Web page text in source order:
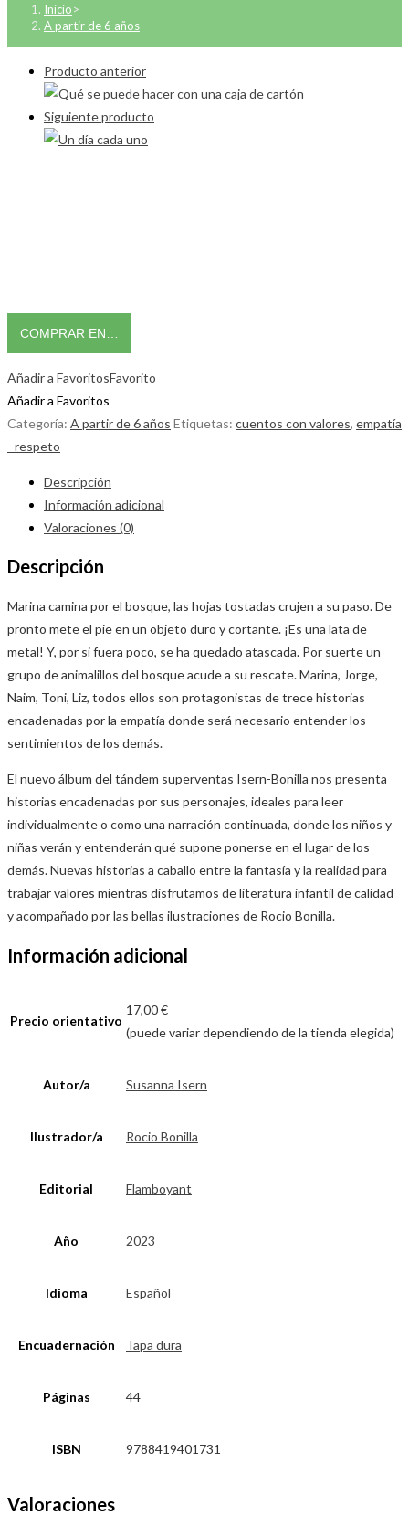
Inicio>
A partir de 6 años
Producto anterior
Siguiente producto
COMPRAR EN…
Añadir a FavoritosFavorito
Añadir a Favoritos
Categoría: A partir de 6 años Etiquetas: cuentos con valores, empatía
- respeto
Descripción
Información adicional
Valoraciones (0)
Descripción
Marina camina por el bosque, las hojas tostadas crujen a su paso. De
pronto mete el pie en un objeto duro y cortante. ¡Es una lata de
metal! Y, por si fuera poco, se ha quedado atascada. Por suerte un
grupo de animalillos del bosque acude a su rescate. Marina, Jorge,
Naim, Toni, Liz, todos ellos son protagonistas de trece historias
encadenadas por la empatía donde será necesario entender los
sentimientos de los demás.
El nuevo álbum del tándem superventas Isern-Bonilla nos presenta
historias encadenadas por sus personajes, ideales para leer
individualmente o como una narración continuada, donde los niños y
niñas verán y entenderán qué supone ponerse en el lugar de los
demás. Nuevas historias a caballo entre la fantasía y la realidad para
trabajar valores mientras disfrutamos de literatura infantil de calidad
y acompañado por las bellas ilustraciones de Rocio Bonilla.
Información adicional
Precio orientativo
17,00 €
(puede variar dependiendo de la tienda elegida)
Autor/a Susanna Isern
Ilustrador/a Rocio Bonilla
Editorial Flamboyant
Año 2023
Idioma Español
Encuadernación Tapa dura
Páginas 44
ISBN 9788419401731
Valoraciones